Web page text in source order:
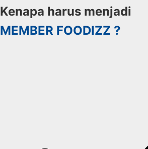
Kenapa harus menjadi
MEMBER FOODIZZ ?